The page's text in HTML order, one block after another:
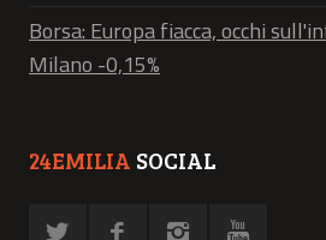
Borsa: Europa fiacca, occhi
Milano -0,15%
24EMILIA SOCIAL